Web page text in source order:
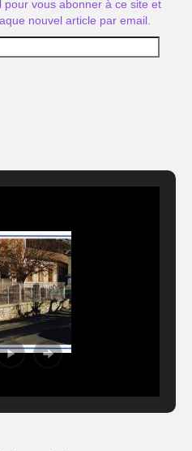
pour vous abonner à ce site et
nouvel article par email.